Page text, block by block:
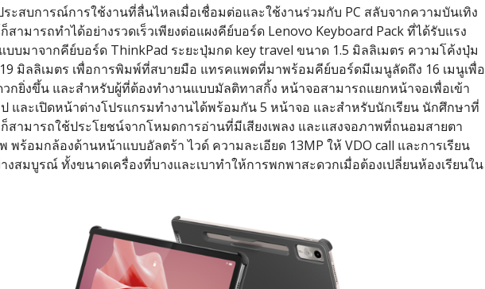
ะสบการณ์การใช้งานที่ลื่นไหลเมื่อเชื่อมต่อและใช้งานร่วมกับ PC สลับจากความบันเทิง
ามารถทำได้อย่างรวดเร็วเพียงต่อแผงคีย์บอร์ด Lenovo Keyboard Pack ที่ได้รับแรง
บมาจากคีย์บอร์ด ThinkPad ระยะปุ่มกด key travel ขนาด 1.5 มิลลิเมตร ความโค้งปุ่ม
มิลลิเมตร เพื่อการพิมพ์ที่สบายมือ แทรคแพดที่มาพร้อมคีย์บอร์ดมีเมนูลัดถึง 16 เมนูเพื่อ
วกยิ่งขึ้น และสำหรับผู้ที่ต้องทำงานแบบมัลติทาสกิ้ง หน้าจอสามารถแยกหน้าจอเพื่อเข้า
และเปิดหน้าต่างโปรแกรมทำงานได้พร้อมกัน 5 หน้าจอ และสำหรับนักเรียน นักศึกษาที่
สามารถใช้ประโยชน์จากโหมดการอ่านที่มีเสียงเพลง และแสงจอภาพที่ถนอมสายตา
ร้อมกล้องด้านหน้าแบบอัลตร้า ไวด์ ความละเอียด 13MP ให้ VDO call และการเรียน
สมบูรณ์ ทั้งขนาดเครื่องที่บางและเบาทำให้การพกพาสะดวกเมื่อต้องเปลี่ยนห้องเรียนใน